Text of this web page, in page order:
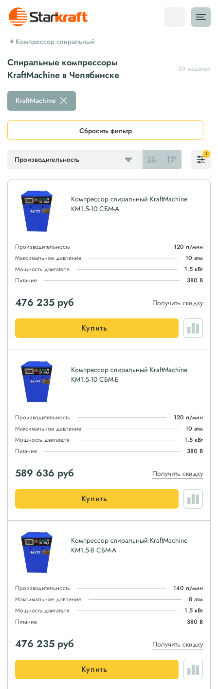
Компрессор спиральный
Спиральные компрессоры
KraftMachine в Челябинске
30 моделей
Производительность
KraftMachine
Сбросить фильтр
1
Компрессор спиральный KraftMachine
КМ1.5-10 СБМ-А
Производительность
120 л/мин
Максимальное давление
10 атм
Мощность двигателя
1.5 кВт
Питание
380 В
476 235 руб Получить скидку
Купить
Компрессор спиральный KraftMachine
КМ1.5-10 СБМ-Б
Производительность
120 л/мин
Максимальное давление
10 атм
Мощность двигателя
1.5 кВт
Питание
380 В
589 636 руб Получить скидку
Купить
Компрессор спиральный KraftMachine
КМ1.5-8 СБМ-А
Производительность
140 л/мин
Максимальное давление
8 атм
Мощность двигателя
1.5 кВт
Питание
380 В
476 235 руб Получить скидку
Купить